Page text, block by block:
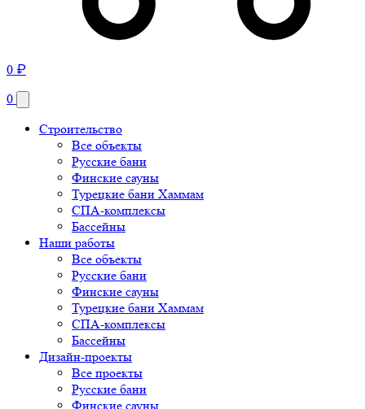
0 ₽
0
Строительство
Все объекты
Русские бани
Финские сауны
Турецкие бани Хаммам
СПА-комплексы
Бассейны
Наши работы
Все объекты
Русские бани
Финские сауны
Турецкие бани Хаммам
СПА-комплексы
Бассейны
Дизайн-проекты
Все проекты
Русские бани
Финские сауны